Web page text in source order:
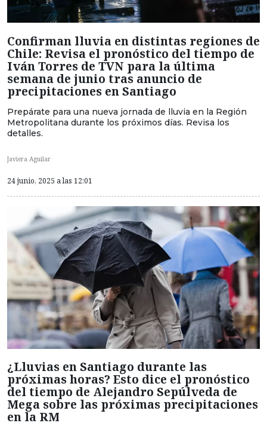
Confirman lluvia en distintas regiones de
Chile: Revisa el pronóstico del tiempo de
Iván Torres de TVN para la última
semana de junio tras anuncio de
precipitaciones en Santiago
Prepárate para una nueva jornada de lluvia en la Región
Metropolitana durante los próximos días. Revisa los
detalles.
Javiera Aguilar
24 junio, 2025 a las 12:01
¿Lluvias en Santiago durante las
próximas horas? Esto dice el pronóstico
del tiempo de Alejandro Sepúlveda de
Mega sobre las próximas precipitaciones
en la RM